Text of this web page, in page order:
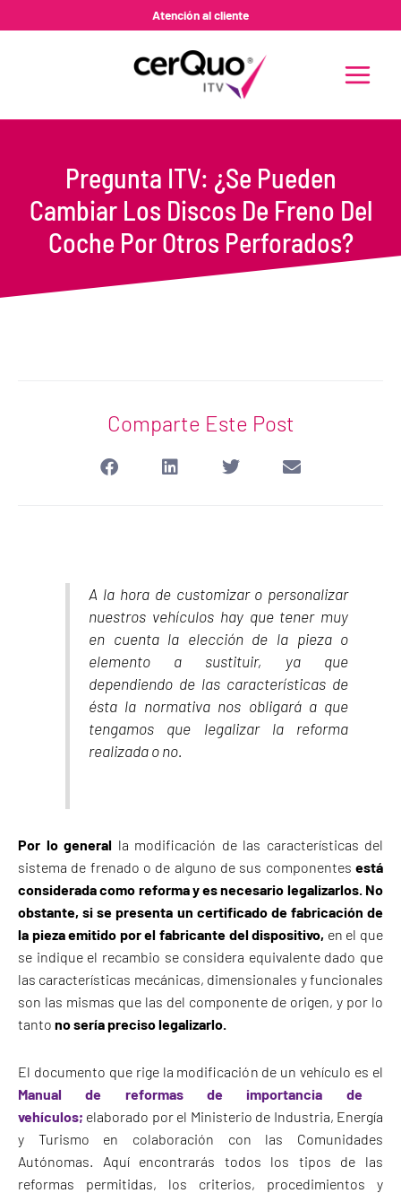
Atención al cliente
MENU
Pregunta ITV: ¿Se Pueden
Cambiar Los Discos De Freno Del
Coche Por Otros Perforados?
Comparte Este Post
A la hora de customizar o personalizar
nuestros vehículos hay que tener muy
en cuenta la elección de la pieza o
elemento a sustituir, ya que
dependiendo de las características de
ésta la normativa nos obligará a que
tengamos que legalizar la reforma
realizada o no.
Por lo general la modificación de las características del
sistema de frenado o de alguno de sus componentes está
considerada como reforma y es necesario legalizarlos. No
obstante, si se presenta un certificado de fabricación de
la pieza emitido por el fabricante del dispositivo, en el que
se indique el recambio se considera equivalente dado que
las características mecánicas, dimensionales y funcionales
son las mismas que las del componente de origen, y por lo
tanto no sería preciso legalizarlo.
El documento que rige la modificación de un vehículo es el
Manual de reformas de importancia de
vehículos; elaborado por el Ministerio de Industria, Energía
y Turismo en colaboración con las Comunidades
Autónomas. Aquí encontrarás todos los tipos de las
reformas permitidas, los criterios, procedimientos y